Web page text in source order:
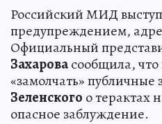
Российский МИД
предупреждением,
Официальный
Захаровасообщила,
«замолчать» публичные
Зеленского о терактах
опасное заблуждение.